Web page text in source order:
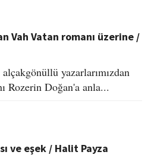
Vah Vatan romanı üzerine /
yazarlarımızdan
Rozerin Doğan'a anla...
ve eşek / Halit Payza